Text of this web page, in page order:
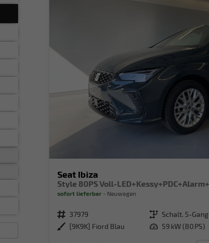
Seat Ibiza
sofort lieferbar Neuwagen
Fahrzeugnr. 37979 Getriebe Schalt. 5-Gang
Außenfarbe
[9K9K] Fiord Blau Leistung 59 kW (80 PS)